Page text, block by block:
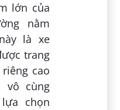
lớn của
nằm
là xe
trang
cao
vô cùng
chọn